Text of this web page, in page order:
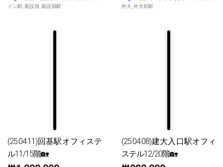
ドン駅,新設洞,新設洞駅
外大,外大前駅
(25.04.11)回基駅オフィステ
ル11/15階🏡
(25.04.08)建大入口駅オフィ
ステル12/20階🏡